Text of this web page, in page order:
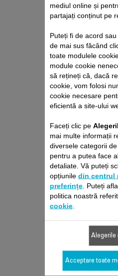
PĂR 3 MM
Pentru o
Stoc
15,60
mediul online și
partajați conținut pe
Puteți fi de acord
de mai sus făcând
toate modulele
module cookie
să rețineți că, dacă
cookie, vom folosi
cookie necesare
eficientă a site-ului
Faceți clic pe
mai multe informații
diversele categorii
pentru a putea face
detaliate. Vă puteți
opțiunile din centrul
preferințe. Puteți
politica noastră
cookie.
Alegerile
Acceptare toate